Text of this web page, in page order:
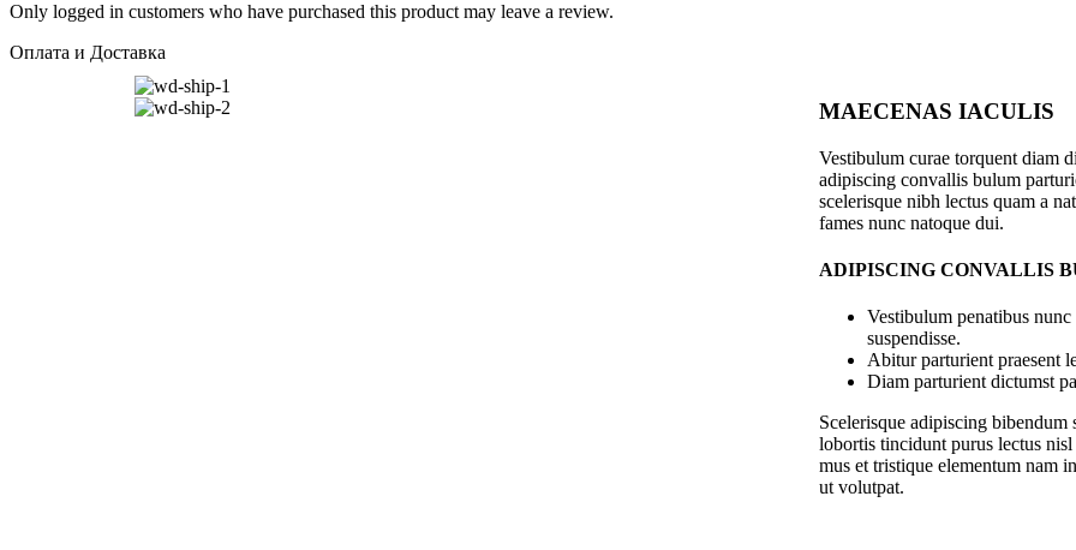
Only logged in customers who have purchased this product may leave a review.
Оплата и Доставка
MAECENAS IACULIS
Vestibulum curae torquent diam
adipiscing convallis bulum
scelerisque nibh lectus quam a
fames nunc natoque dui.
ADIPISCING CONVALLIS
Vestibulum penatibus
suspendisse.
Abitur parturient praesent
Diam parturient dictumst
Scelerisque adipiscing bibendum
lobortis tincidunt purus lectus
mus et tristique elementum nam
ut volutpat.